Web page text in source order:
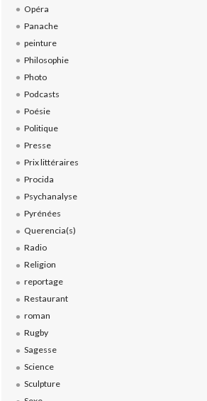
Opéra
Panache
peinture
Philosophie
Photo
Podcasts
Poésie
Politique
Presse
Prix littéraires
Procida
Psychanalyse
Pyrénées
Querencia(s)
Radio
Religion
reportage
Restaurant
roman
Rugby
Sagesse
Science
Sculpture